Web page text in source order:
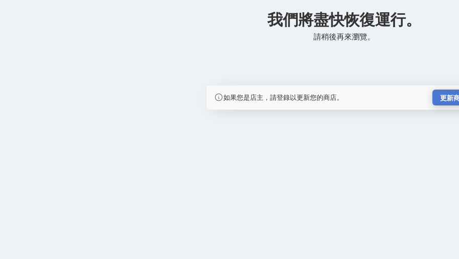
我們將盡快恢復運行。
請稍後再來瀏覽。
如果您是店主，請登錄以更新您的商店。 更新